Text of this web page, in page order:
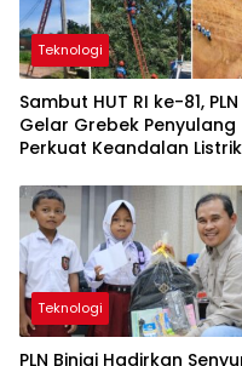
Teknologi
Sambut HUT RI ke-81, PLN
Gelar Grebek Penyulang
Perkuat Keandalan Listrik
Teknologi
PLN Binjai Hadirkan